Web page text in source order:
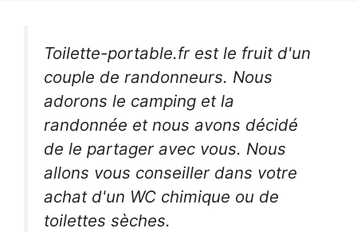
Toilette-portable.fr est le fruit d'un
couple de randonneurs. Nous
adorons le camping et la
randonnée et nous avons décidé
de le partager avec vous. Nous
allons vous conseiller dans votre
achat d'un WC chimique ou de
toilettes sèches.